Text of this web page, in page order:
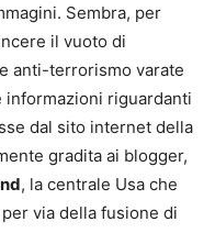
Sembra, per
il vuoto di
anti-terrorismo varate
informazioni riguardanti
dal sito internet della
gradita ai blogger,
, la centrale Usa che
via della fusione di